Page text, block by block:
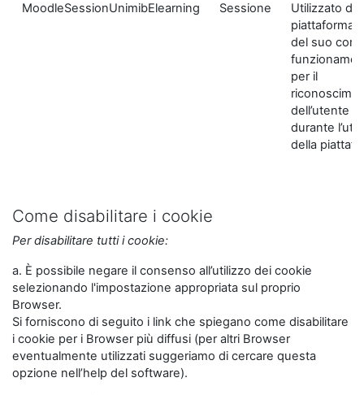
MoodleSessionUnimibElearning Sessione
Utilizzato
piattaforma
del suo
per il
dell’utente
durante
della
Come disabilitare i cookie
Per disabilitare tutti i cookie:
a. È possibile negare il consenso all’utilizzo dei cookie
selezionando l'impostazione appropriata sul proprio
Browser.
Si forniscono di seguito i link che spiegano come disabilitare
i cookie per i Browser più diffusi (per altri Browser
eventualmente utilizzati suggeriamo di cercare questa
opzione nell’help del software).